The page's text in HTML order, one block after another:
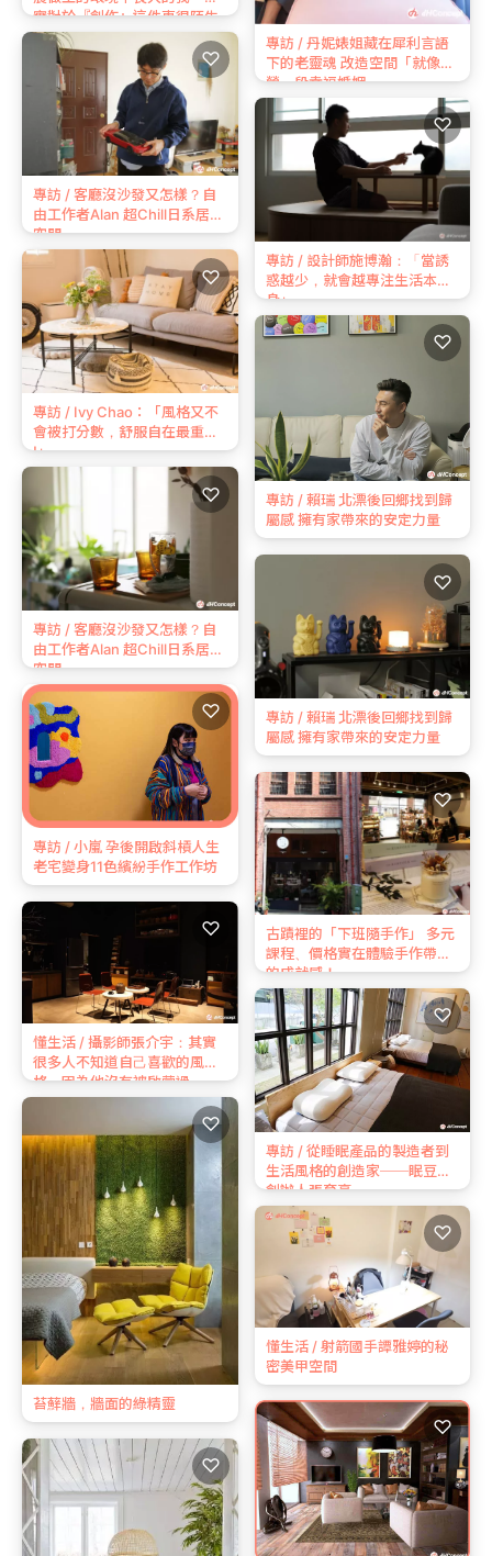
專訪 / 丹妮婊姐藏在犀利言語
下的老靈魂 改造空間「就像經
營一段幸福婚姻」
實對於『創作』這件事很陌⽣
專訪 / 設計師施博瀚：「當誘
惑越少，就會越專注生活本
身」
♡
專訪 / 客廳沒沙發又怎樣？自
由工作者Alan 超Chill日系居家
空間
♡
專訪 / 賴瑞 北漂後回鄉找到歸
屬感 擁有家帶來的安定力量
♡
專訪 / Ivy Chao：「風格又不
會被打分數，舒服自在最重要
!」
♡
專訪 / 賴瑞 北漂後回鄉找到歸
屬感 擁有家帶來的安定力量
♡
專訪 / 客廳沒沙發又怎樣？自
由工作者Alan 超Chill日系居家
空間
♡
古蹟裡的「下班隨手作」 多元
課程、價格實在體驗手作帶來
的成就感！
♡
專訪 / 小嵐 孕後開啟斜槓人生
老宅變身11色繽紛手作工作坊
♡
專訪 / 從睡眠產品的製造者到
生活風格的創造家──眠豆腐
創辦人張育豪
♡
懂生活 / 攝影師張介宇：其實
很多⼈不知道⾃⼰喜歡的風
格，因為他沒有被啟蒙過
♡
懂生活 / 射箭國手譚雅婷的秘
密美甲空間
♡
苔蘚牆，牆面的綠精靈
♡
♡
♡